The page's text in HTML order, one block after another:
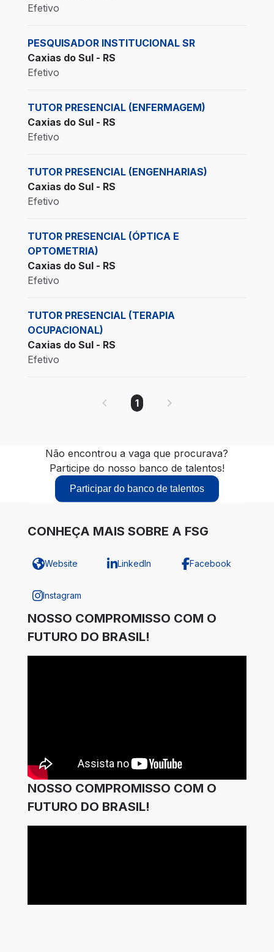
Efetivo
PESQUISADOR INSTITUCIONAL SR
Caxias do Sul - RS
Efetivo
TUTOR PRESENCIAL (ENFERMAGEM)
Caxias do Sul - RS
Efetivo
TUTOR PRESENCIAL (ENGENHARIAS)
Caxias do Sul - RS
Efetivo
TUTOR PRESENCIAL (ÓPTICA E
OPTOMETRIA)
Caxias do Sul - RS
Efetivo
TUTOR PRESENCIAL (TERAPIA
OCUPACIONAL)
Caxias do Sul - RS
Efetivo
1
Não encontrou a vaga que procurava?
Participe do nosso banco de talentos!
Participar do banco de talentos
CONHEÇA MAIS SOBRE A FSG
Website LinkedIn Facebook
Instagram
NOSSO COMPROMISSO COM O
FUTURO DO BRASIL!
NOSSO COMPROMISSO COM O
FUTURO DO BRASIL!